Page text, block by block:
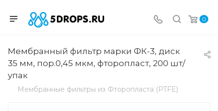
0
Мембранный фильтр марки ФК-3, диск
35 мм, пор.0,45 мкм, фторопласт, 200 шт/
упак
Мембранные фильтры из Фторопласта (PTFE)